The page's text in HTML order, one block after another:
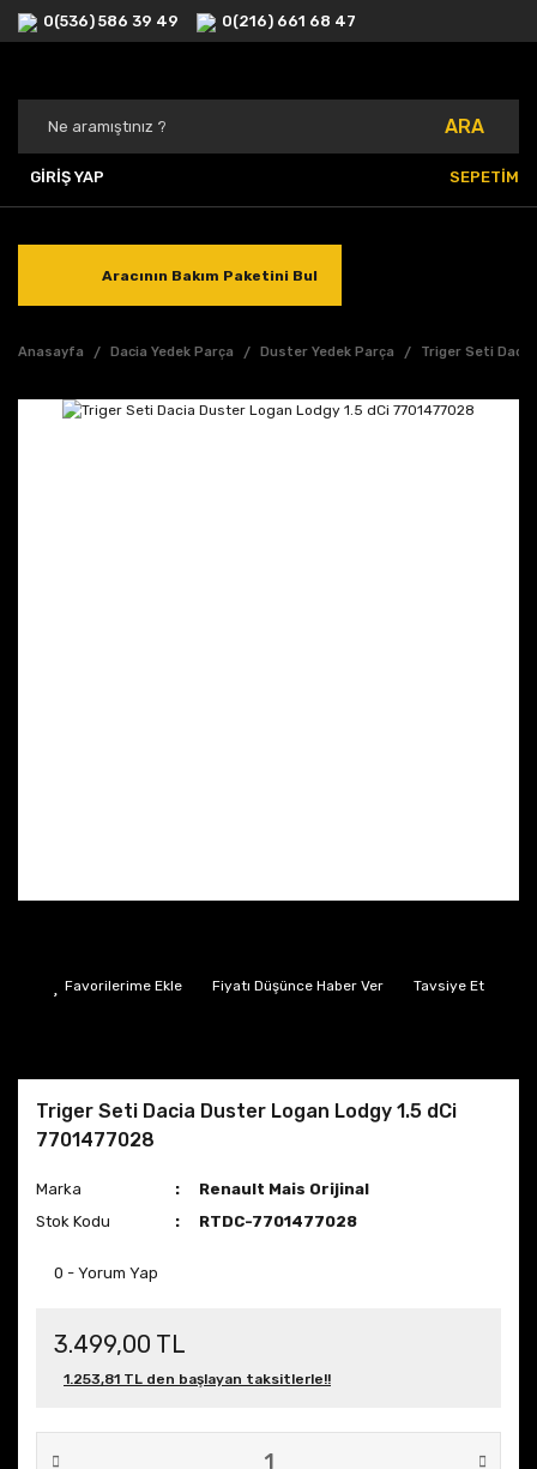
0(536) 586 39 49 0(216) 661 68 47
ARA
GİRİŞ YAP SEPETİM
Aracının Bakım Paketini Bul
Anasayfa Dacia Yedek Parça Duster Yedek Parça Triger Seti Dacia
Fiyatı Düşünce Haber Ver Tavsiye Et
Triger Seti Dacia Duster Logan Lodgy 1.5 dCi
7701477028
Marka
Renault Mais Orijinal
Stok Kodu
RTDC-7701477028
0 - Yorum Yap
3.499,00 TL
1.253,81 TL den başlayan taksitlerle!!